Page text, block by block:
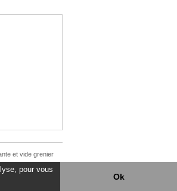
pour vous
Ok
et vide grenier